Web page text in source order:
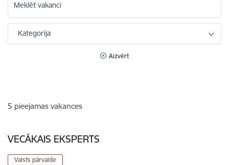
Meklēt vakanci
Kategorija
Aizvērt
5 pieejamas vakances
VECĀKAIS EKSPERTS
Valsts pārvalde